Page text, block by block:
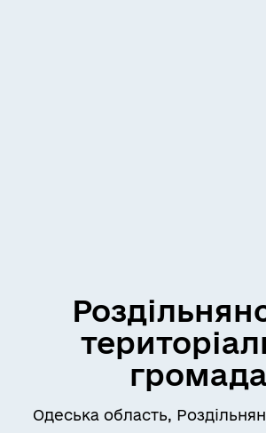
громада
Одеська область,